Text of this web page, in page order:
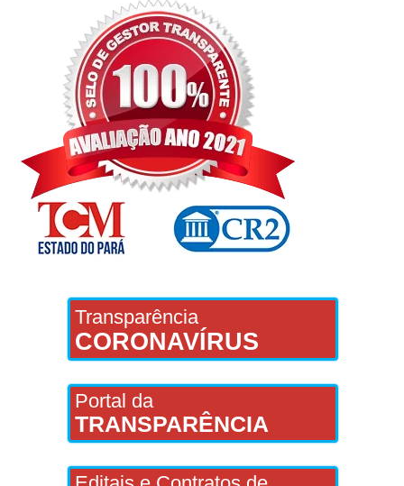
Transparência
CORONAVÍRUS
Portal da
TRANSPARÊNCIA